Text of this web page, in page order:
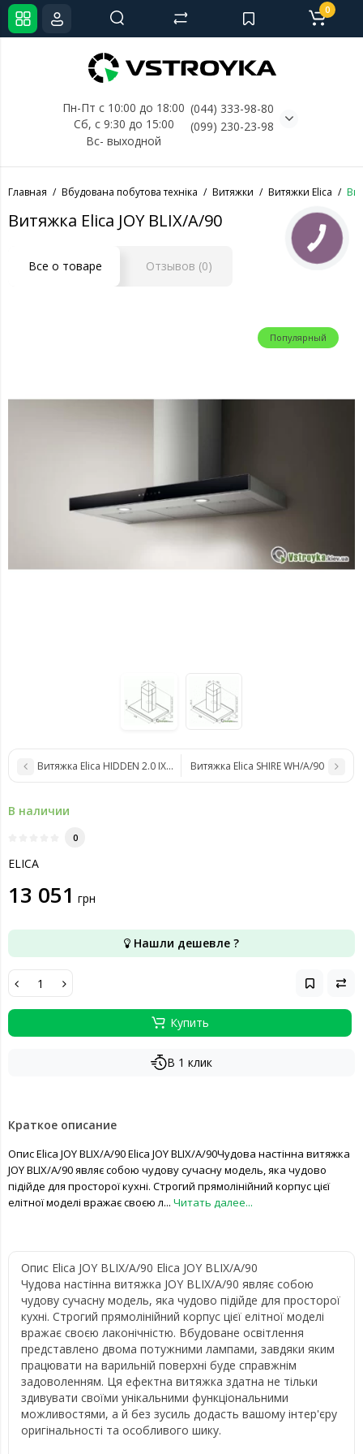
Пн-Пт с 10:00 до 18:00
Сб, с 9:30 до 15:00
Вс- выходной
(044) 333-98-80
(099) 230-23-98
0
Главная Вбудована побутова техніка Витяжки Витяжки Elica
Витяжка Elica JOY BLIX/A/90
Все о товаре Отзывов (0)
Популярный
Витяжка Elica HIDDEN 2.0 IX/A/90 Витяжка Elica SHIRE WH/A/90
В наличии
0
ELICA
13 051 грн
Нашли дешевле ?
Купить
В 1 клик
Краткое описание
Опис Elica JOY BLIX/A/90 Elica JOY BLIX/A/90Чудова настінна витяжка
JOY BLIX/A/90 являє собою чудову сучасну модель, яка чудово
підійде для просторої кухні. Строгий прямолінійний корпус цієї
елітної моделі вражає своєю л... Читать далее...
Опис Elica JOY BLIX/A/90 Elica JOY BLIX/A/90
Чудова настінна витяжка JOY BLIX/A/90 являє собою
чудову сучасну модель, яка чудово підійде для просторої
кухні. Строгий прямолінійний корпус цієї елітної моделі
вражає своєю лаконічністю. Вбудоване освітлення
представлено двома потужними лампами, завдяки яким
працювати на варильній поверхні буде справжнім
задоволенням. Ця ефектна витяжка здатна не тільки
здивувати своїми унікальними функціональними
можливостями, а й без зусиль додасть вашому інтер'єру
оригінальності та особливого шику.
КНОПКА
СВЯЗИ